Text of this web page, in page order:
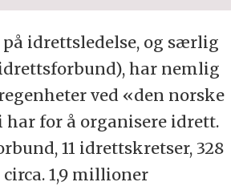
idrettsledelse, og særlig
har nemlig
ved «den norske
for å organisere idrett.
11 idrettskretser, 328
1,9 millioner